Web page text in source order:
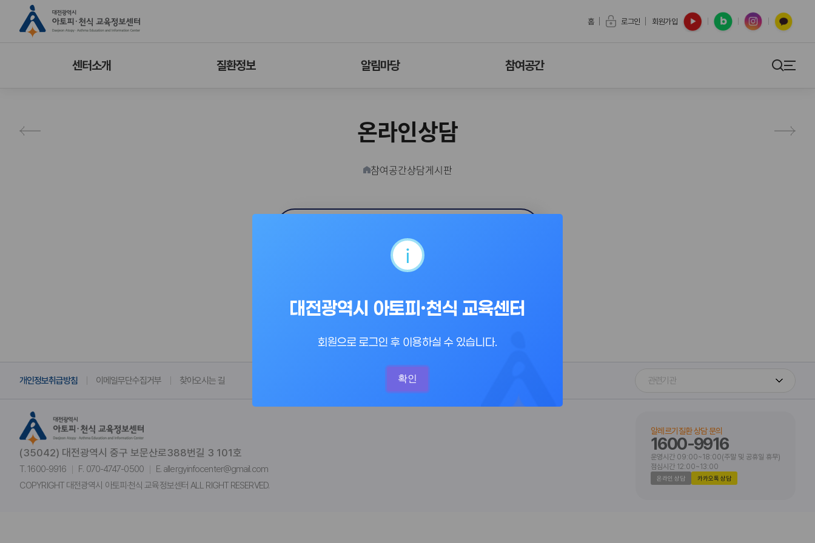
홈 로그인 회원가입
센터소개 질환정보 알림마당 참여공간
온라인상담
참여공간상담게시판
개인정보취급방침 이메일무단수집거부 찾아오시는 길
(35042) 대전광역시 중구 보문산로388번길 3 101호
T. 1600-9916 F. 070-4747-0500
E. allergyinfocenter@gmail.com
COPYRIGHT 대전광역시 아토피·천식 교육정보센터 ALL RIGHT RESERVED.
알레르기질환 상담 문의
1600-9916
운영시간 09:00~18:00(주말 및 공휴일 휴무)
점심시간 12:00~13:00
온라인 상담 카카오톡 상담
i
대전광역시 아토피·천식 교육센터
회원으로 로그인 후 이용하실 수 있습니다.
확인